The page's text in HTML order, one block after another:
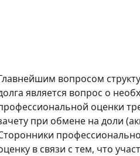
вопросом
является вопрос о
оценки
при обмене на доли
в связи с тем, что